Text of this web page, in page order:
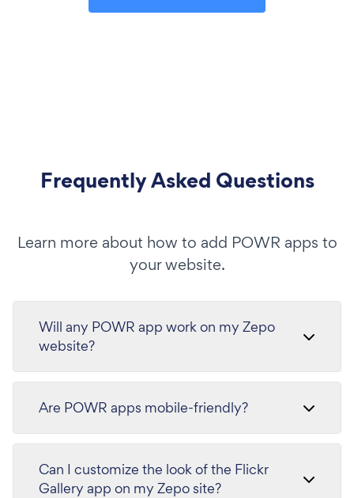
Frequently Asked Questions
Learn more about how to add POWR apps to
your website.
Will any POWR app work on my Zepo
website?
Are POWR apps mobile-friendly?
Can I customize the look of the Flickr
Gallery app on my Zepo site?